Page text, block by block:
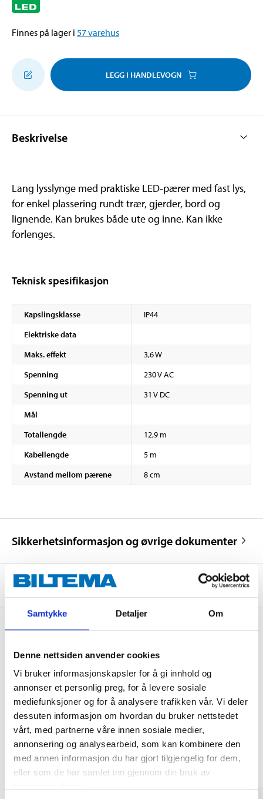
Samtykke Detaljer Om
Denne nettsiden anvender cookies
Vi bruker informasjonskapsler for å gi innhold og
annonser et personlig preg, for å levere sosiale
mediefunksjoner og for å analysere trafikken vår. Vi deler
dessuten informasjon om hvordan du bruker nettstedet
vårt, med partnerne våre innen sosiale medier,
annonsering og analysearbeid, som kan kombinere den
med annen informasjon du har gjort tilgjengelig for dem,
eller som de har samlet inn gjennom din bruk av
Finnes på lager i 57varehus
LEGG I HANDLEVOGN
Beskrivelse
Lang lysslynge med praktiske LED-pærer med fast lys,
for enkel plassering rundt trær, gjerder, bord og
lignende. Kan brukes både ute og inne. Kan ikke
forlenges.
Teknisk spesifikasjon
Kapslingsklasse
IP44
Elektriske data
Maks. effekt
3,6 W
Spenning
230 V AC
Spenning ut
31 V DC
Mål
Totallengde
12,9 m
Kabellengde
5 m
Avstand mellom pærene
8 cm
Sikkerhetsinformasjon og øvrige dokumenter
Om produsenten
Kjøp & Hent
Kjøp & Hent i ditt varehus.
LES MER
Andre kunder har også kjøpt